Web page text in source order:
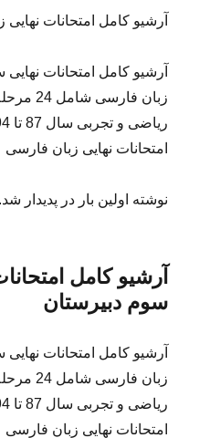
آرشیو کامل امتحانات
آرشیو کامل امتحانات
زبان
امتحانات نهایی زبان
نوشته اولین بار در پدیدار شد.
آرشیو کامل
سوم دبیرستان
آرشیو کامل امتحانات
زبان
امتحانات نهایی زبان